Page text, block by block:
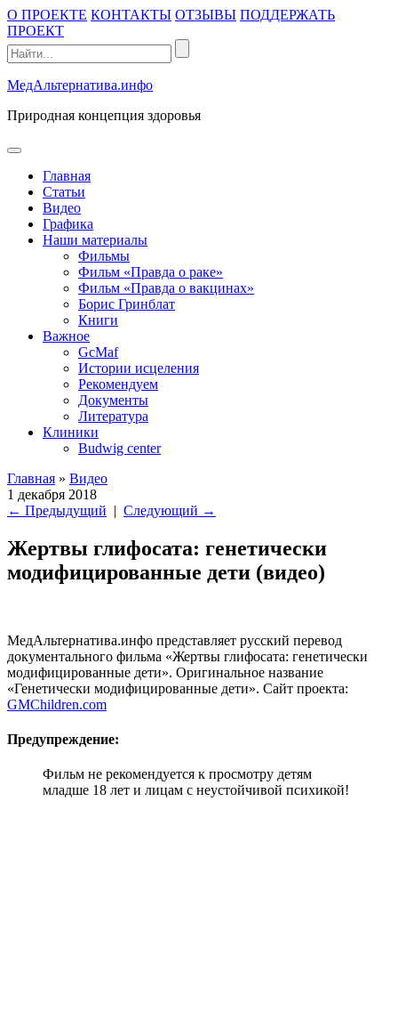
Промотать
к
содержимому
О ПРОЕКТЕ КОНТАКТЫ ОТЗЫВЫ ПОДДЕРЖАТЬ
ПРОЕКТ
МедАльтернатива.инфо
Природная концепция здоровья
открыть
Главная
Статьи
Видео
Графика
Наши материалы
Фильмы
Фильм «Правда о раке»
Фильм «Правда о вакцинах»
Борис Гринблат
Книги
Важное
GcMaf
Истории исцеления
Рекомендуем
Документы
Литература
Клиники
Budwig center
Главная » Видео
1 декабря 2018
← Предыдущий | Следующий →
Жертвы глифосата: генетически
модифицированные дети (видео)
МедАльтернатива.инфо представляет русский перевод
документального фильма «Жертвы глифосата: генетически
модифицированные дети». Оригинальное название
«Генетически модифицированные дети». Сайт проекта:
GMChildren.com
Предупреждение:
Фильм не рекомендуется к просмотру детям
младше 18 лет и лицам с неустойчивой психикой!